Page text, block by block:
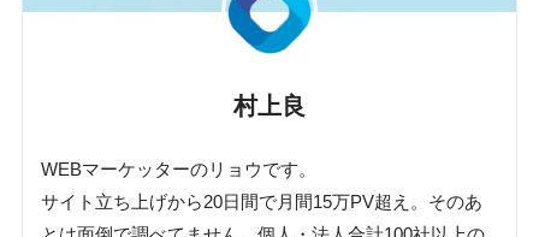
村上良
WEBマーケッターのリョウです。
サイト立ち上げから20日間で月間15万PV超え。そのあ